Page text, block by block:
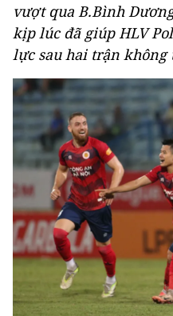
vượt qua B.Bình
kịp lúc đã giúp HLV
lực sau hai trận không